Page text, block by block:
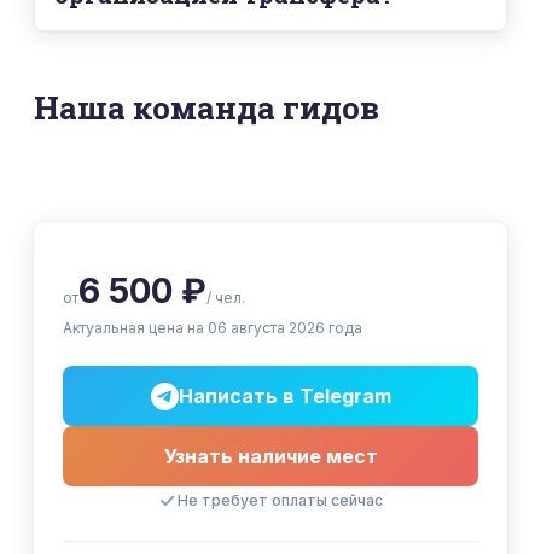
построить оптимальный маршрут!
Наша команда гидов
от6 500 ₽/ чел.
Актуальная цена на 06 августа 2026 года
Написать в Telegram
Узнать наличие мест
Не требует оплаты сейчас